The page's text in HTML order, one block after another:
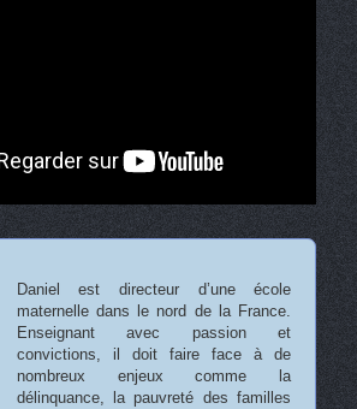
Daniel est directeur d’une école
maternelle dans le nord de la France.
Enseignant avec passion et
convictions, il doit faire face à de
nombreux enjeux comme la
délinquance, la pauvreté des familles